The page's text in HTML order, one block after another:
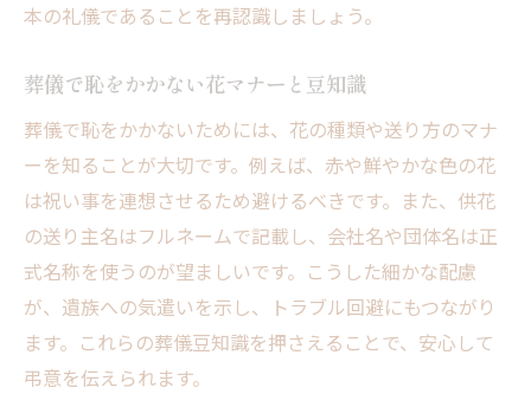
本の礼儀であることを再認識しましょう。
葬儀で恥をかかない花マナーと豆知識
葬儀で恥をかかないためには、花の種類や送り方のマナ
ーを知ることが大切です。例えば、赤や鮮やかな色の花
は祝い事を連想させるため避けるべきです。また、供花
の送り主名はフルネームで記載し、会社名や団体名は正
式名称を使うのが望ましいです。こうした細かな配慮
が、遺族への気遣いを示し、トラブル回避にもつながり
ます。これらの葬儀豆知識を押さえることで、安心して
弔意を伝えられます。